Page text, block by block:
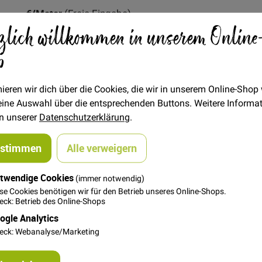
willkommen in unserem
wir dich über die Cookies, die wir in unserem Online-Shop
Auswahl über die entsprechenden Buttons. Weitere
unsererDatenschutzerklärung.
Alle verweigern
Cookies (immer notwendig)
Cookies benötigen wir für den Betrieb unseres Online-Shops.
Betrieb des Online-Shops
Analytics
Webanalyse/Marketing
gruppiertes
Produkt
€/Meter(Freie Eingabe)
17,00 €
5,00 €
In den Warenkorb
!